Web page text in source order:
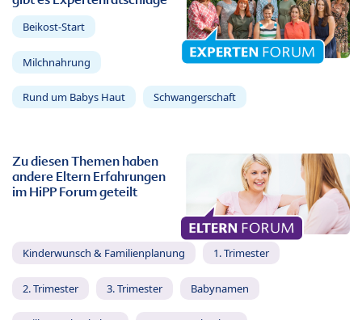
Beikost-Start
Milchnahrung
Rund um Babys Haut Schwangerschaft
Zu diesen Themen haben
andere Eltern Erfahrungen
im HiPP Forum geteilt
Kinderwunsch & Familienplanung 1. Trimester
2. Trimester 3. Trimester Babynamen